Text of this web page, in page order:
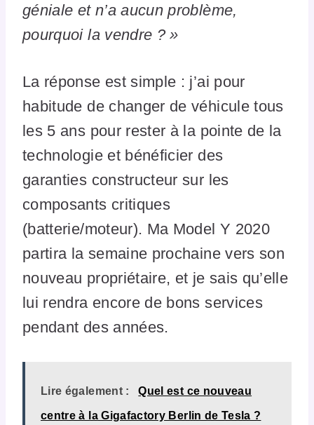
géniale et n’a aucun problème,
pourquoi la vendre ? »
La réponse est simple : j’ai pour
habitude de changer de véhicule tous
les 5 ans pour rester à la pointe de la
technologie et bénéficier des
garanties constructeur sur les
composants critiques
(batterie/moteur). Ma Model Y 2020
partira la semaine prochaine vers son
nouveau propriétaire, et je sais qu’elle
lui rendra encore de bons services
pendant des années.
Lire également : Quel est ce nouveau
centre à la Gigafactory Berlin de Tesla ?